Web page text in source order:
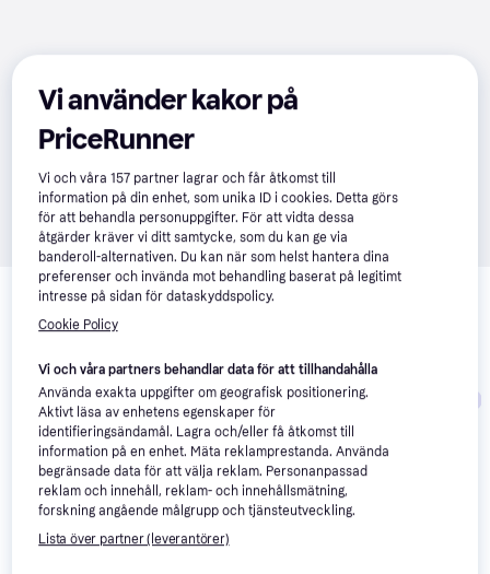
Relaterade produkter
Vi har plockat fram ett urval av produkter som kanske skulle
Trendande
Power Dynamics
Vi använder kakor på
PriceRunner
Vi och våra157 partner lagrar och får åtkomst till
information på din enhet, som unika ID i cookies. Detta görs
för att behandla personuppgifter. För att vidta dessa
åtgärder kräver vi ditt samtycke, som du kan ge via
banderoll-alternativen. Du kan när som helst hantera dina
preferenser och invända mot behandling baserat på legitimt
intresse på sidan för dataskyddspolicy.
Cookie Policy
Vi och våra partners behandlar data för att tillhandahålla
Använda exakta uppgifter om geografisk positionering.
Aktivt läsa av enhetens egenskaper för
identifieringsändamål. Lagra och/eller få åtkomst till
information på en enhet. Mäta reklamprestanda. Använda
begränsade data för att välja reklam. Personanpassad
reklam och innehåll, reklam- och innehållsmätning,
forskning angående målgrupp och tjänsteutveckling.
Lista över partner (leverantörer)